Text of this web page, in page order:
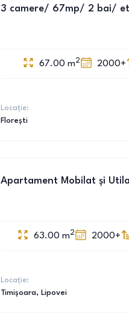
3 camere/ 67mp/ 2 bai/
67.00 m2 2000+
Locație:
Florești
Apartament Mobilat și
63.00 m2 2000+
Locație:
Timișoara, Lipovei